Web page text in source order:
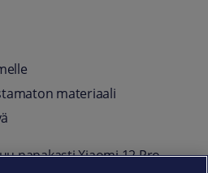
materiaali
napakasti Xiaomi 12 Pro -